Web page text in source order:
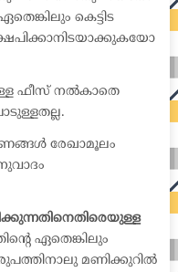
കെട്ടിട
ഫീസ് നൽകാതെ
രേഖാമൂലം
ഏതെങ്കിലും
മണിക്കുറിൽ